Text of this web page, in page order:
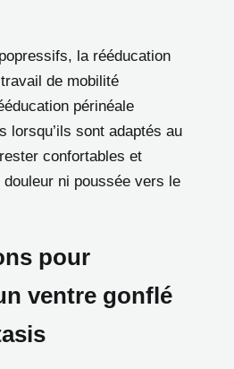
la rééducation
de mobilité
périnéale
lorsqu’ils sont adaptés au
confortables et
ni poussée vers le
pour
ventre gonflé